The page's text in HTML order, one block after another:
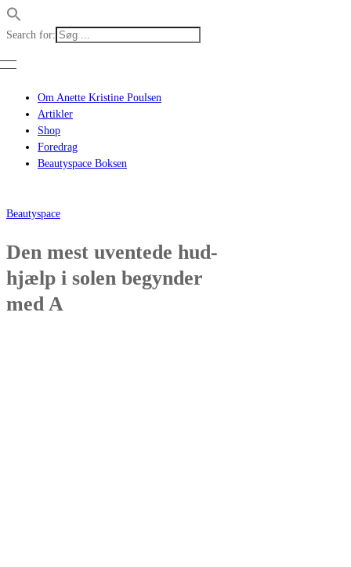
Search for:
Om Anette Kristine Poulsen
Artikler
Shop
Foredrag
Beautyspace Boksen
Beautyspace
Den mest uventede hud-
hjælp i solen begynder
med A